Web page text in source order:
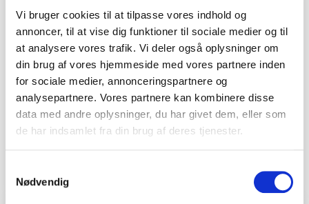
Vi bruger cookies til at tilpasse vores indhold og
annoncer, til at vise dig funktioner til sociale medier og til
at analysere vores trafik. Vi deler også oplysninger om
din brug af vores hjemmeside med vores partnere inden
for sociale medier, annonceringspartnere og
analysepartnere. Vores partnere kan kombinere disse
data med andre oplysninger, du har givet dem, eller som
de har indsamlet fra din brug af deres tjenester.
Nødvendig
løft og arbejde i højder, hvor vi
implementerer de nyeste
sikkerhedsforanstaltninger og
teknologier. Regelmæssige inspektioner
og træningsprogrammer sikrer, at vores
montører er velinformerede og
forberedte på at håndtere enhver